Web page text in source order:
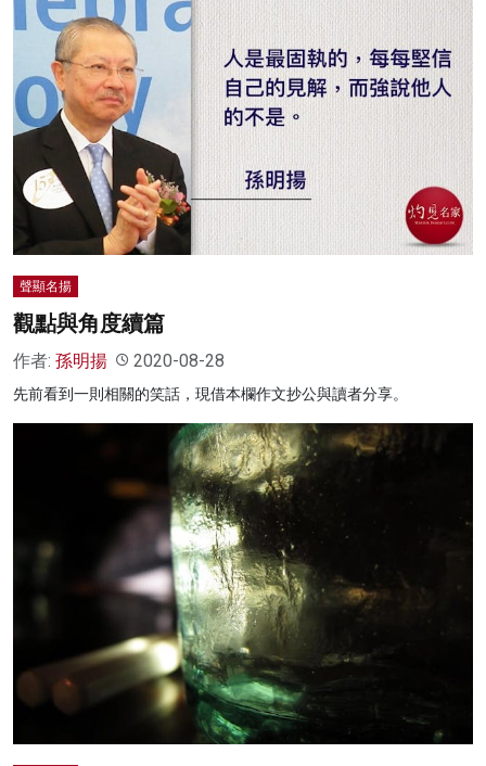
聲顯名揚
觀點與角度續篇
作者: 孫明揚 2020-08-28
先前看到一則相關的笑話，現借本欄作文抄公與讀者分享。